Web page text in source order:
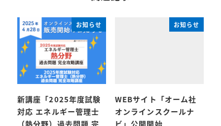
お知らせ
新講座「2025年度試験
対応 エネルギー管理士
お知らせ
WEBサイト「オーム社
オンラインスクールナ